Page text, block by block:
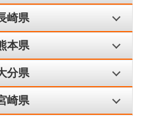
崎県
本県
分県
崎県